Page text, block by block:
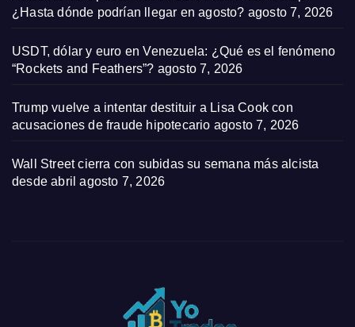
¿Hasta dónde podrían llegar en agosto? agosto 7, 2026
USDT, dólar y euro en Venezuela: ¿Qué es el fenómeno
“Rockets and Feathers”? agosto 7, 2026
Trump vuelve a intentar destituir a Lisa Cook con
acusaciones de fraude hipotecario agosto 7, 2026
Wall Street cierra con subidas su semana más alcista
desde abril agosto 7, 2026